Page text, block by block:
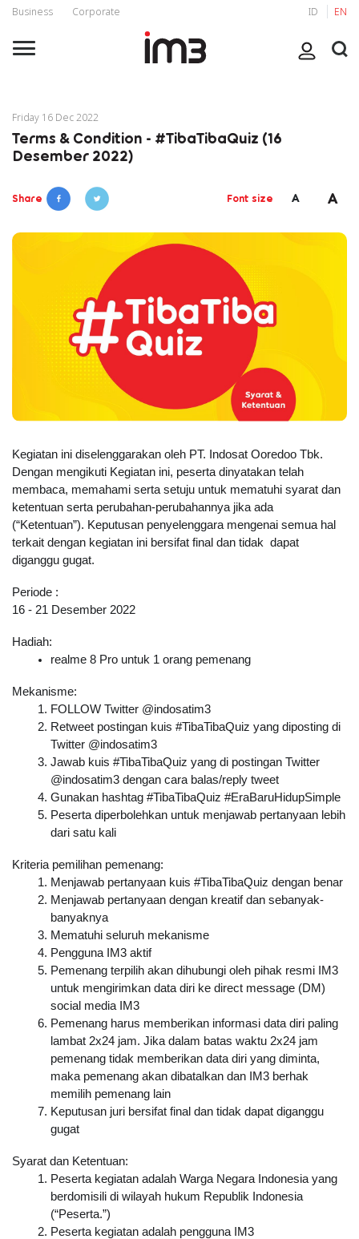
Business Corporate ID EN
Friday 16 Dec 2022
Terms & Condition - #TibaTibaQuiz (16
Desember 2022)
Share Font size A A
Kegiatan ini diselenggarakan oleh PT. Indosat Ooredoo Tbk.
Dengan mengikuti Kegiatan ini, peserta dinyatakan telah
membaca, memahami serta setuju untuk mematuhi syarat dan
ketentuan serta perubahan-perubahannya jika ada
(“Ketentuan”). Keputusan penyelenggara mengenai semua hal
terkait dengan kegiatan ini bersifat final dan tidak  dapat
diganggu gugat.
Periode :
16 - 21 Desember 2022
Hadiah:
realme 8 Pro untuk 1 orang pemenang
Mekanisme:
FOLLOW Twitter @indosatim3
Retweet postingan kuis #TibaTibaQuiz yang diposting di
Twitter @indosatim3
Jawab kuis #TibaTibaQuiz yang di postingan Twitter
@indosatim3 dengan cara balas/reply tweet
Gunakan hashtag #TibaTibaQuiz #EraBaruHidupSimple
Peserta diperbolehkan untuk menjawab pertanyaan lebih
dari satu kali
Kriteria pemilihan pemenang:
Menjawab pertanyaan kuis #TibaTibaQuiz dengan benar
Menjawab pertanyaan dengan kreatif dan sebanyak-
banyaknya
Mematuhi seluruh mekanisme
Pengguna IM3 aktif
Pemenang terpilih akan dihubungi oleh pihak resmi IM3
untuk mengirimkan data diri ke direct message (DM)
social media IM3
Pemenang harus memberikan informasi data diri paling
lambat 2x24 jam. Jika dalam batas waktu 2x24 jam
pemenang tidak memberikan data diri yang diminta,
maka pemenang akan dibatalkan dan IM3 berhak
memilih pemenang lain
Keputusan juri bersifat final dan tidak dapat diganggu
gugat
Syarat dan Ketentuan:
Peserta kegiatan adalah Warga Negara Indonesia yang
berdomisili di wilayah hukum Republik Indonesia
(“Peserta.”)
Peserta kegiatan adalah pengguna IM3